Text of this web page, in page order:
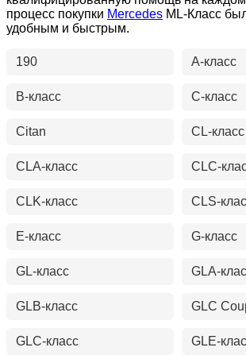
процесс покупки Mercedes ML-Класс
удобным и быстрым.
190 A-класс
B-класс C-класс
Citan CL-класс
CLA-класс CLC-
CLK-класс CLS-
E-класс G-класс
GL-класс GLA-
GLB-класс GLC
GLC-класс GLE-